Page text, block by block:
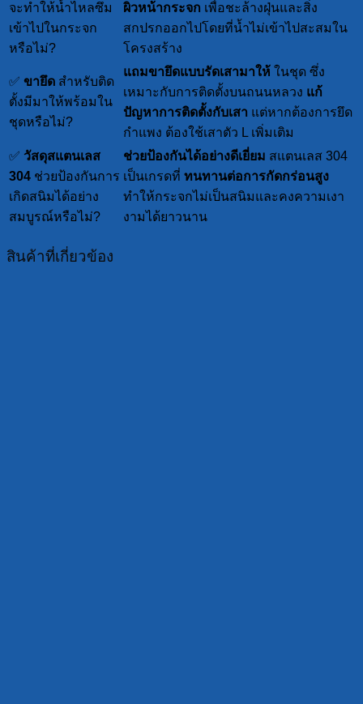
จะทำให้น้ำไหลซึม
เข้าไปในกระจก
หรือไม่?
ผิวหน้ากระจก เพื่อชะล้างฝุ่นและสิ่ง
สกปรกออกไปโดยที่น้ำไม่เข้าไปสะสมใน
โครงสร้าง
✅ ขายึด สำหรับติด
ตั้งมีมาให้พร้อมใน
ชุดหรือไม่?
แถมขายึดแบบรัดเสามาให้ ในชุด ซึ่ง
เหมาะกับการติดตั้งบนถนนหลวง แก้
ปัญหาการติดตั้งกับเสา แต่หากต้องการยึด
กำแพง ต้องใช้เสาตัว L เพิ่มเติม
✅ วัสดุสแตนเลส
304 ช่วยป้องกันการ
เกิดสนิมได้อย่าง
สมบูรณ์หรือไม่?
ช่วยป้องกันได้อย่างดีเยี่ยม สแตนเลส 304
เป็นเกรดที่ ทนทานต่อการกัดกร่อนสูง
ทำให้กระจกไม่เป็นสนิมและคงความเงา
งามได้ยาวนาน
สินค้าที่เกี่ยวข้อง